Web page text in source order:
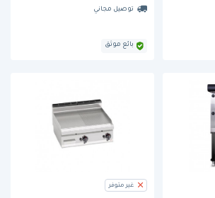
توصيل مجاني
بائع موثق
غير متوفر